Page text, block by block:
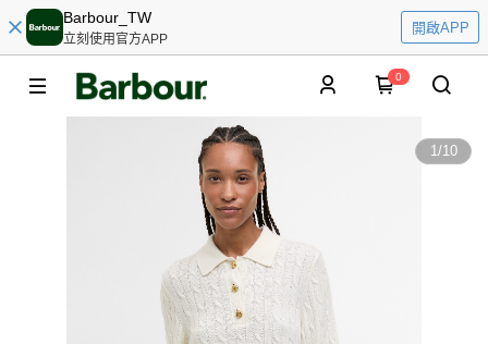
Barbour_TW
立刻使用官方APP
開啟APP
0
1/10